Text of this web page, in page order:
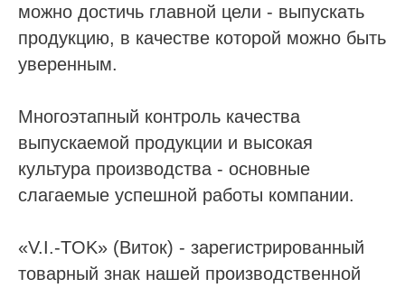
можно достичь главной цели - выпускать
продукцию, в качестве которой можно быть
уверенным.
Многоэтапный контроль качества
выпускаемой продукции и высокая
культура производства - основные
слагаемые успешной работы компании.
«V.I.-TOK» (Виток) - зарегистрированный
товарный знак нашей производственной